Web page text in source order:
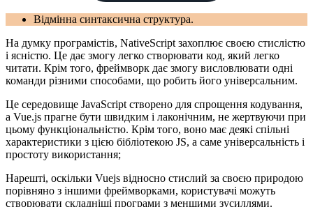
Відмінна синтаксична структура.
На думку програмістів, NativeScript захоплює своєю стислістю
і ясністю. Це дає змогу легко створювати код, який легко
читати. Крім того, фреймворк дає змогу висловлювати одні
команди різними способами, що робить його універсальним.
Це середовище JavaScript створено для спрощення кодування,
а Vue.js прагне бути швидким і лаконічним, не жертвуючи при
цьому функціональністю. Крім того, воно має деякі спільні
характеристики з цією бібліотекою JS, а саме універсальність і
простоту використання;
Нарешті, оскільки Vuejs відносно стислий за своєю природою
порівняно з іншими фреймворками, користувачі можуть
створювати складніші програми з меншими зусиллями.